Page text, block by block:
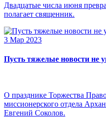
Двадцатые числа июня
полагает священник.
3 Мар 2023
Пусть тяжелые новости не
О празднике Торжества
миссионерского отдела
Евгений Соколов.